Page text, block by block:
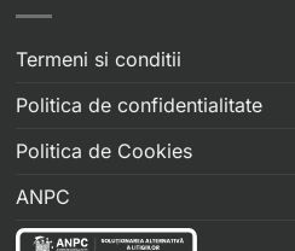
Termeni si conditii
Politica de confidentialitate
Politica de Cookies
ANPC